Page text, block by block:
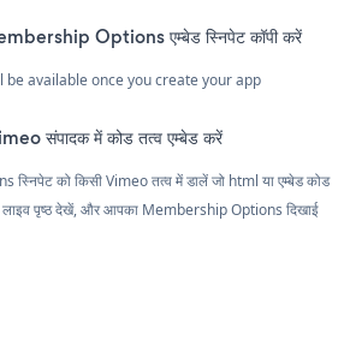
Options एम्बेड स्निपेट कॉपी करें
be available once you create your app
संपादक में कोड तत्व एम्बेड करें
को किसी Vimeo तत्व में डालें जो html या एम्बेड कोड
लाइव पृष्ठ देखें, और आपका Membership Options दिखाई